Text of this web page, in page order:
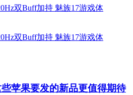
些苹果要发的新品更值得期待